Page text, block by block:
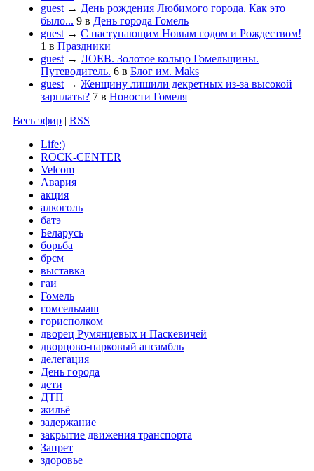
guest→ День рождения Любимого города. Как это
было... 9 в День города Гомель
guest→ С наступающим Новым годом и Рождеством!
1 в Праздники
guest→ ЛОЕВ. Золотое кольцо Гомельщины.
Путеводитель. 6 в Блог им. Maks
guest→ Женщину лишили декретных из-за высокой
зарплаты? 7 в Новости Гомеля
Весь эфир
RSS
Life:)
ROCK-CENTER
Velcom
Авария
акция
алкоголь
батэ
Беларусь
борьба
брсм
выставка
гаи
Гомель
гомсельмаш
горисполком
дворец Румянцевых и Паскевичей
дворцово-парковый ансамбль
делегация
День города
дети
ДТП
жильё
задержание
закрытие движения транспорта
Запрет
здоровье